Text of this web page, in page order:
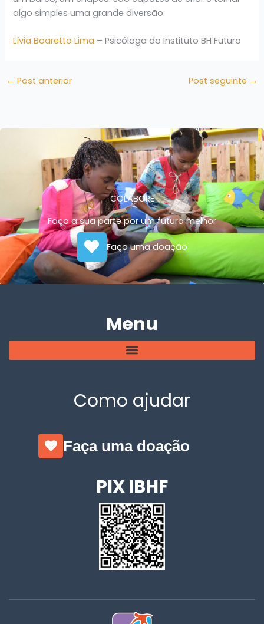
algo simples uma grande diversão.
Lívia Boaretto Lima – Psicóloga do Instituto BH Futuro
← Post anterior Post seguinte →
COLABORE
Faça a sua parte por um futuro melhor
Faça uma doação
Menu
Como ajudar
Faça uma doação
PIX IBHF